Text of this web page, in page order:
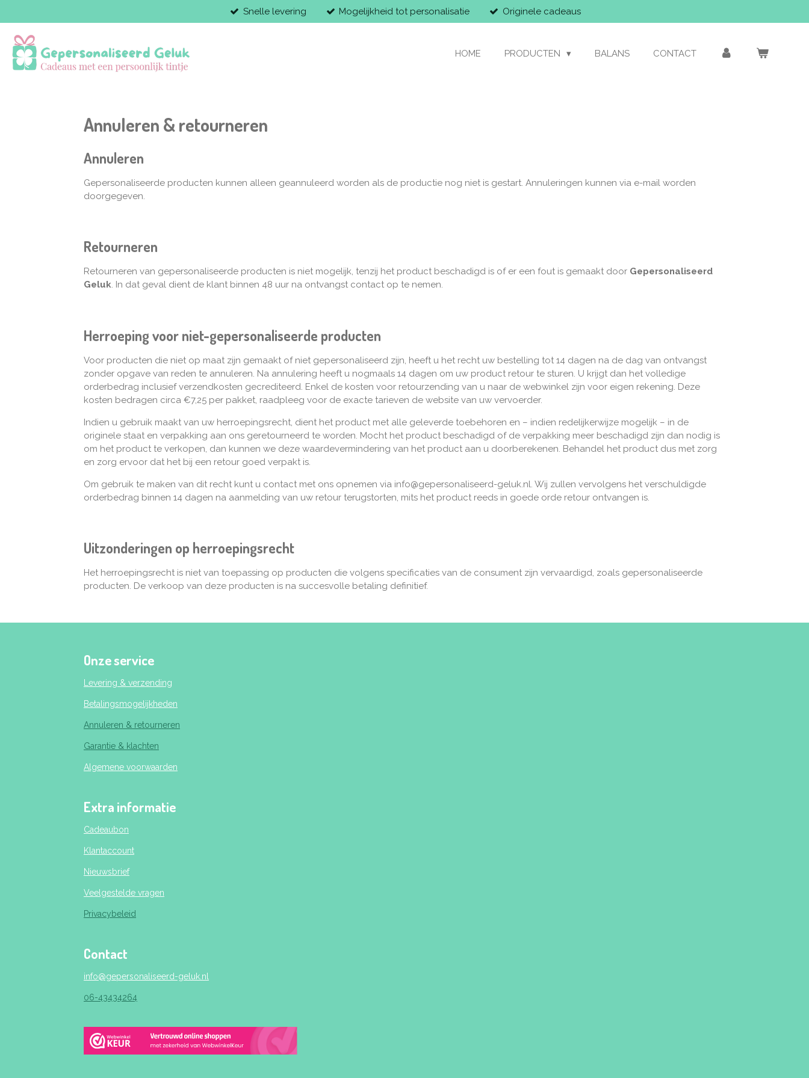
direct
naar
de
hoofdinhoud
Snelle levering Mogelijkheid tot personalisatie Originele cadeaus
HOME PRODUCTEN BALANS CONTACT
Annuleren & retourneren
Annuleren
Gepersonaliseerde producten kunnen alleen geannuleerd worden als de productie nog niet is gestart. Annuleringen kunnen via e-mail worden
doorgegeven.
Retourneren
Retourneren van gepersonaliseerde producten is niet mogelijk, tenzij het product beschadigd is of er een fout is gemaakt door Gepersonaliseerd
Geluk. In dat geval dient de klant binnen 48 uur na ontvangst contact op te nemen.
Herroeping voor niet-gepersonaliseerde producten
Voor producten die niet op maat zijn gemaakt of niet gepersonaliseerd zijn, heeft u het recht uw bestelling tot 14 dagen na de dag van ontvangst
zonder opgave van reden te annuleren. Na annulering heeft u nogmaals 14 dagen om uw product retour te sturen. U krijgt dan het volledige
orderbedrag inclusief verzendkosten gecrediteerd. Enkel de kosten voor retourzending van u naar de webwinkel zijn voor eigen rekening. Deze
kosten bedragen circa €7,25 per pakket, raadpleeg voor de exacte tarieven de website van uw vervoerder.
Indien u gebruik maakt van uw herroepingsrecht, dient het product met alle geleverde toebehoren en – indien redelijkerwijze mogelijk – in de
originele staat en verpakking aan ons geretourneerd te worden. Mocht het product beschadigd of de verpakking meer beschadigd zijn dan nodig is
om het product te verkopen, dan kunnen we deze waardevermindering van het product aan u doorberekenen. Behandel het product dus met zorg
en zorg ervoor dat het bij een retour goed verpakt is.
Om gebruik te maken van dit recht kunt u contact met ons opnemen via info@gepersonaliseerd-geluk.nl. Wij zullen vervolgens het verschuldigde
orderbedrag binnen 14 dagen na aanmelding van uw retour terugstorten, mits het product reeds in goede orde retour ontvangen is.
Uitzonderingen op herroepingsrecht
Het herroepingsrecht is niet van toepassing op producten die volgens specificaties van de consument zijn vervaardigd, zoals gepersonaliseerde
producten. De verkoop van deze producten is na succesvolle betaling definitief.
Onze service
Levering & verzending
Betalingsmogelijkheden
Annuleren & retourneren
Garantie & klachten
Algemene voorwaarden
Extra informatie
Cadeaubon
Klantaccount
Nieuwsbrief
Veelgestelde vragen
Privacybeleid
Contact
info@gepersonaliseerd-geluk.nl
06-43434264